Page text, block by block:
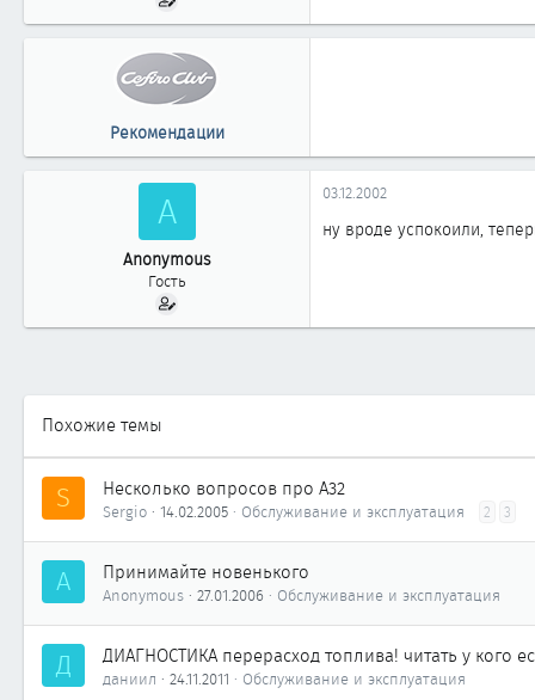
Рекомендации
A
Anonymous
Гость
03.12.2002
ну вроде успокоили,
Похожие темы
S Несколько вопросов про А32
Sergio 14.02.2005 Обслуживание и эксплуатация 2 3
A Принимайте новенького
Anonymous 27.01.2006 Обслуживание и эксплуатация
Д ДИАГНОСТИКА перерасход топлива! читать у кого
даниил 24.11.2011 Обслуживание и эксплуатация